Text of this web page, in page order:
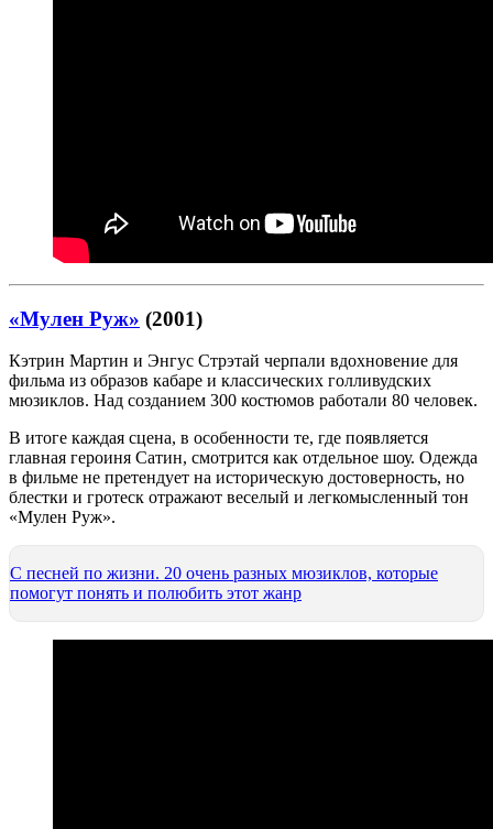
«Мулен Руж» (2001)
Кэтрин Мартин и Энгус Стрэтай черпали вдохновение для
фильма из образов кабаре и классических голливудских
мюзиклов. Над созданием 300 костюмов работали 80 человек.
В итоге каждая сцена, в особенности те, где появляется
главная героиня Сатин, смотрится как отдельное шоу. Одежда
в фильме не претендует на историческую достоверность, но
блестки и гротеск отражают веселый и легкомысленный тон
«Мулен Руж».
С песней по жизни. 20 очень разных мюзиклов, которые
помогут понять и полюбить этот жанр